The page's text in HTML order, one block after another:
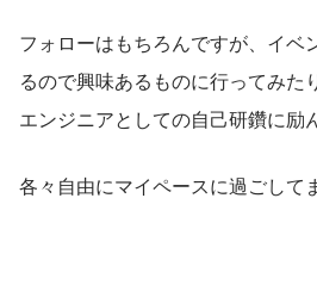
フォローはもちろんですが、イベ
るので興味あるものに行ってみた
エンジニアとしての自己研鑽に励
各々自由にマイペースに過ごして